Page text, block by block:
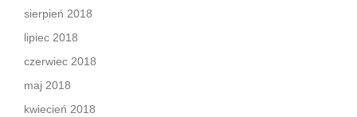
sierpień 2018
lipiec 2018
czerwiec 2018
maj 2018
kwiecień 2018